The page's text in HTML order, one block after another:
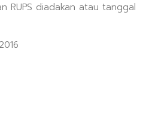
RUPS diadakan atau tanggal